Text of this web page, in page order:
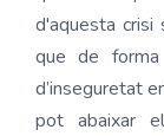
d'aquesta crisi
que de forma
d’inseguretat
pot abaixar